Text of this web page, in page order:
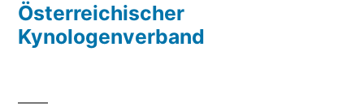
Österreichischer
Kynologenverband